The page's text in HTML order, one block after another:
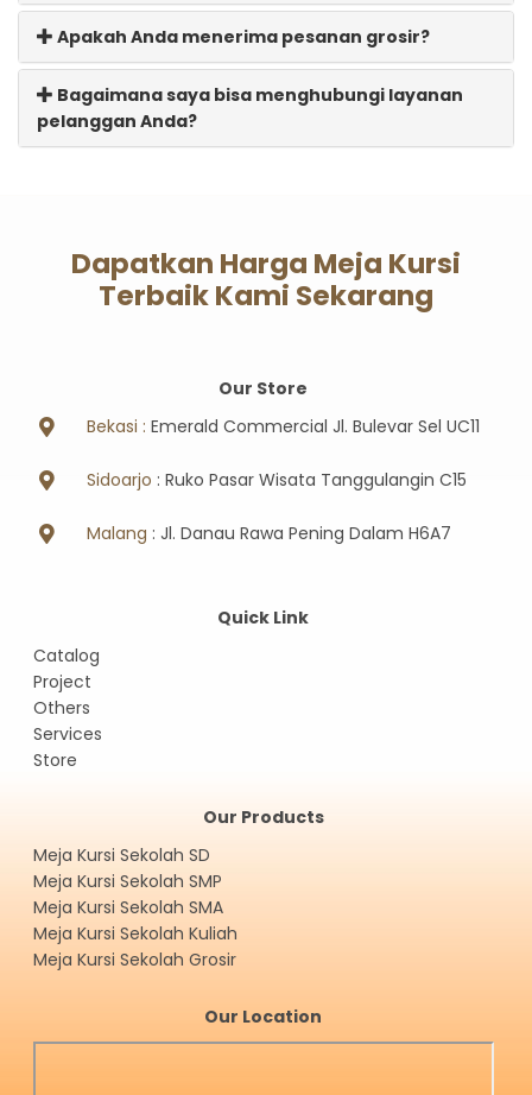
Apakah Anda menerima pesanan grosir?
Bagaimana saya bisa menghubungi layanan
pelanggan Anda?
Dapatkan Harga Meja Kursi
Terbaik Kami Sekarang
Our Store
Bekasi : Emerald Commercial Jl. Bulevar Sel UC11
Sidoarjo : Ruko Pasar Wisata Tanggulangin C15
Malang : Jl. Danau Rawa Pening Dalam H6A7
Quick Link
Catalog
Project
Others
Services
Store
Our Products
Meja Kursi Sekolah SD
Meja Kursi Sekolah SMP
Meja Kursi Sekolah SMA
Meja Kursi Sekolah Kuliah
Meja Kursi Sekolah Grosir
Our Location